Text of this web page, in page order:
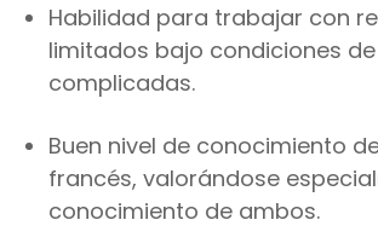
Habilidad para trabajar con
limitados bajo condiciones
complicadas.
Buen nivel de conocimiento
francés, valorándose
conocimiento de ambos.